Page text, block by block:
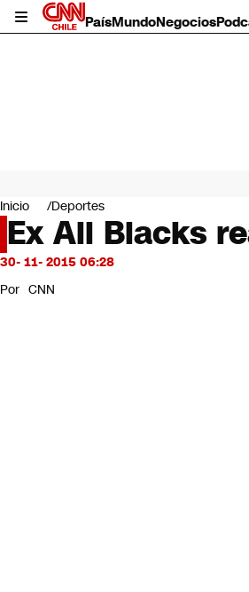
PaísMundoNegocios
Mundo
Negocios
Deportes
Programas completos
Servicios
Inicio Deportes
Ex All Blacks
30- 11- 2015 06:28
Por CNN